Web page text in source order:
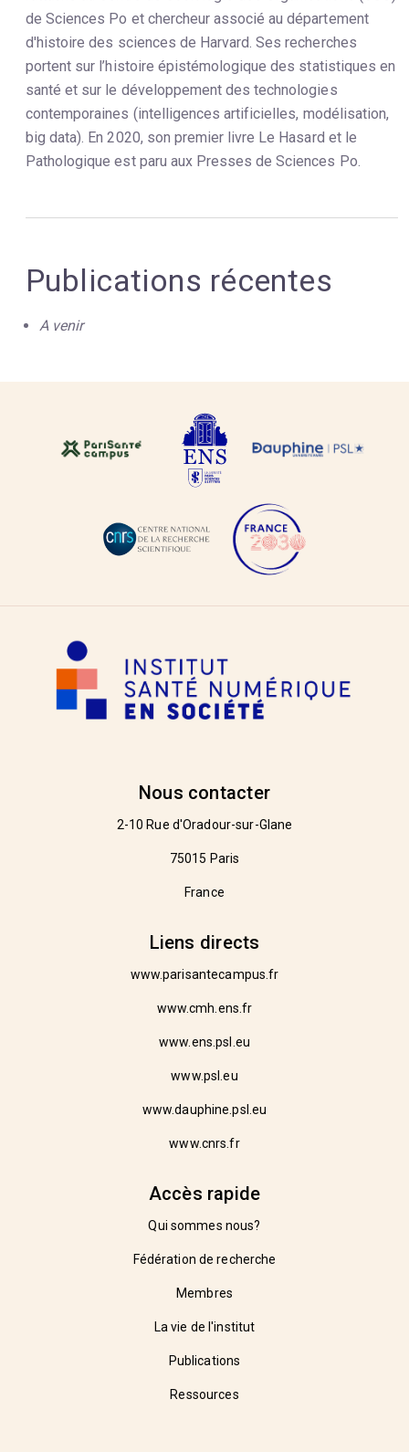
de Sciences Po et chercheur associé au département
d'histoire des sciences de Harvard. Ses recherches
portent sur l’histoire épistémologique des statistiques en
santé et sur le développement des technologies
contemporaines (intelligences artificielles, modélisation,
big data). En 2020, son premier livre Le Hasard et le
Pathologique est paru aux Presses de Sciences Po.
Publications récentes
A venir
Nous contacter
2-10 Rue d'Oradour-sur-Glane
75015 Paris
France
Liens directs
www.parisantecampus.fr
www.cmh.ens.fr
www.ens.psl.eu
www.psl.eu
www.dauphine.psl.eu
www.cnrs.fr
Accès rapide
Qui sommes nous?
Fédération de recherche
Membres
La vie de l'institut
Publications
Ressources